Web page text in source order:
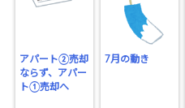
アパート②売却
ならず、アパー
ト①売却へ
7月の動き